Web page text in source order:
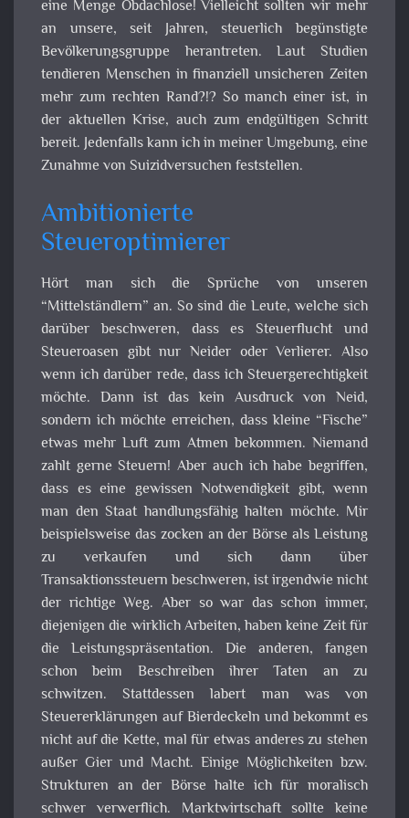
eine Menge Obdachlose! Vielleicht sollten wir mehr
an unsere, seit Jahren, steuerlich begünstigte
Bevölkerungsgruppe herantreten. Laut Studien
tendieren Menschen in finanziell unsicheren Zeiten
mehr zum rechten Rand?!? So manch einer ist, in
der aktuellen Krise, auch zum endgültigen Schritt
bereit. Jedenfalls kann ich in meiner Umgebung, eine
Zunahme von Suizidversuchen feststellen.
Ambitionierte
Steueroptimierer
Hört man sich die Sprüche von unseren
“Mittelständlern” an. So sind die Leute, welche sich
darüber beschweren, dass es Steuerflucht und
Steueroasen gibt nur Neider oder Verlierer. Also
wenn ich darüber rede, dass ich Steuergerechtigkeit
möchte. Dann ist das kein Ausdruck von Neid,
sondern ich möchte erreichen, dass kleine “Fische”
etwas mehr Luft zum Atmen bekommen. Niemand
zahlt gerne Steuern! Aber auch ich habe begriffen,
dass es eine gewissen Notwendigkeit gibt, wenn
man den Staat handlungsfähig halten möchte. Mir
beispielsweise das zocken an der Börse als Leistung
zu verkaufen und sich dann über
Transaktionssteuern beschweren, ist irgendwie nicht
der richtige Weg. Aber so war das schon immer,
diejenigen die wirklich Arbeiten, haben keine Zeit für
die Leistungspräsentation. Die anderen, fangen
schon beim Beschreiben ihrer Taten an zu
schwitzen. Stattdessen labert man was von
Steuererklärungen auf Bierdeckeln und bekommt es
nicht auf die Kette, mal für etwas anderes zu stehen
außer Gier und Macht. Einige Möglichkeiten bzw.
Strukturen an der Börse halte ich für moralisch
schwer verwerflich. Marktwirtschaft sollte keine